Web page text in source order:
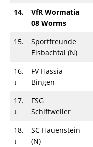
14.
VfR Wormatia
08 Worms
15.
Sportfreunde
Eisbachtal (N)
16.
↓
FV Hassia
Bingen
17.
↓
FSG
Schiffweiler
18.
↓
SC Hauenstein
(N)